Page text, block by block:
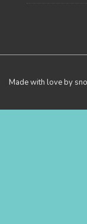
Made with love by